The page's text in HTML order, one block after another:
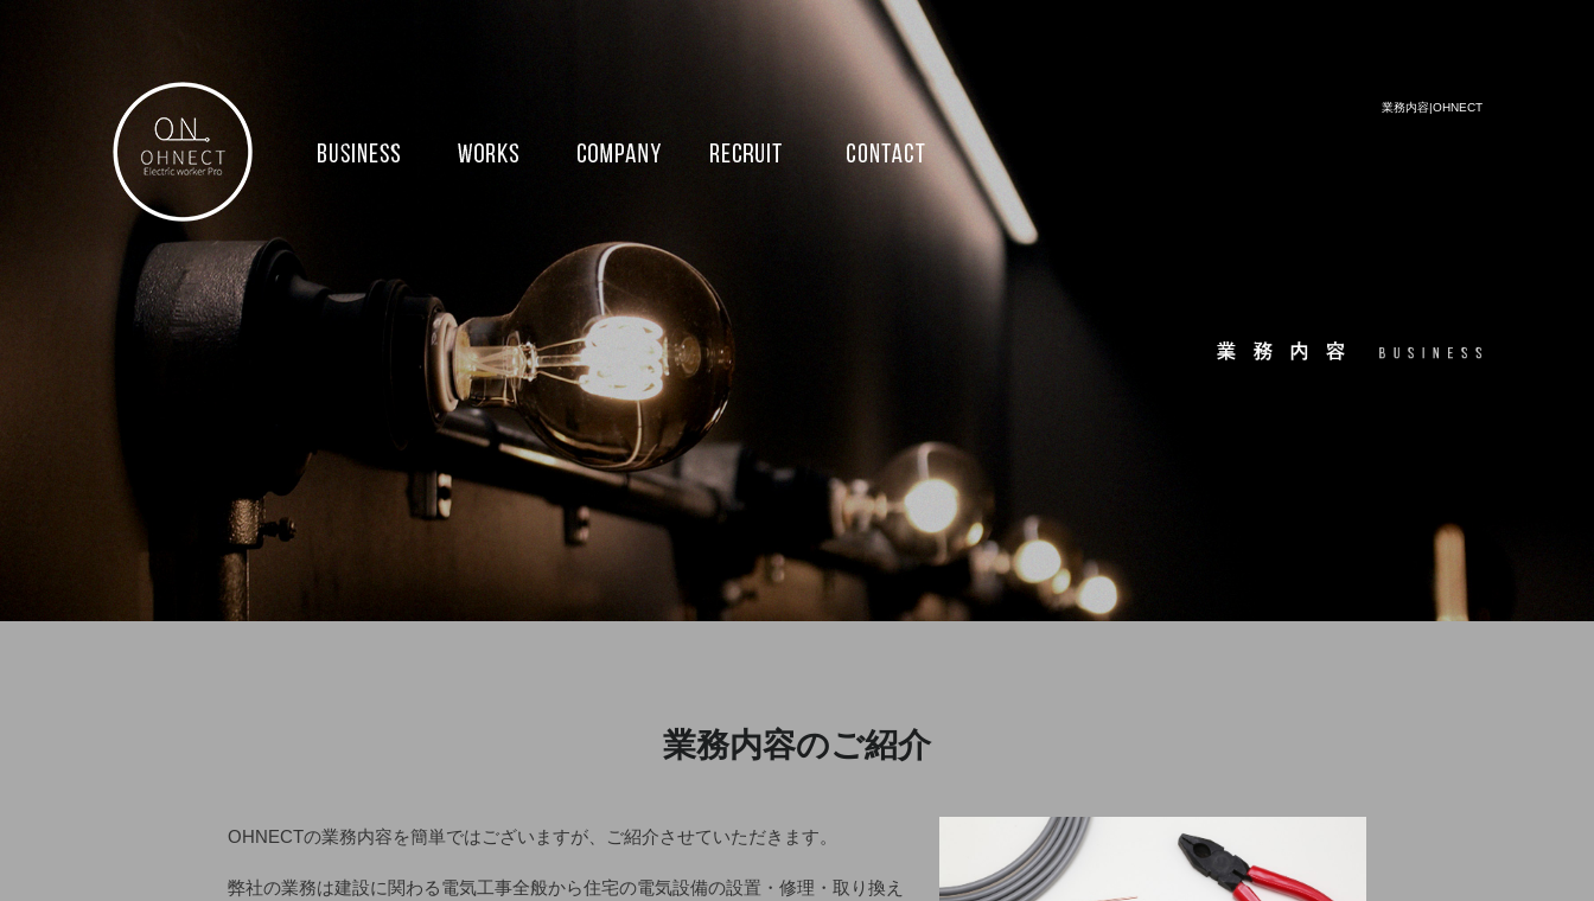
業務内容|OHNECT
業務内容のご紹介
OHNECTの業務内容を簡単ではございますが、ご紹介させていただきます。
弊社の業務は建設に関わる電気工事全般から住宅の電気設備の設置・修理・取り換え